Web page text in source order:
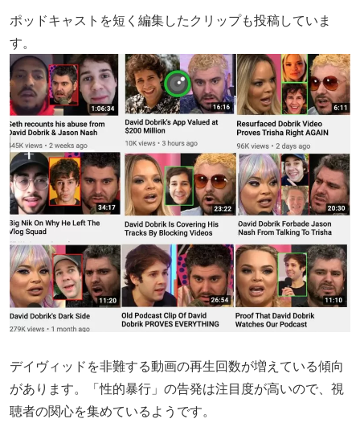
ポッドキャストを短く編集したクリップも投稿していま
す。
デイヴィッドを非難する動画の再生回数が増えている傾向
があります。「性的暴行」の告発は注目度が高いので、視
聴者の関心を集めているようです。